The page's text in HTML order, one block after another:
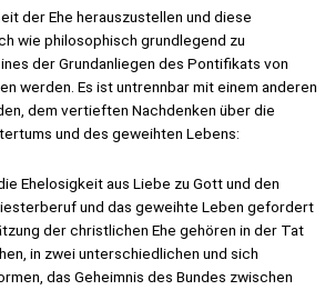
der Ehe herauszustellen und diese
wie philosophisch grundlegend zu
der Grundanliegen des Pontifikats von
werden. Es ist untrennbar mit einem anderen
dem vertieften Nachdenken über die
und des geweihten Lebens:
Ehelosigkeit aus Liebe zu Gott und den
und das geweihte Leben gefordert
der christlichen Ehe gehören in der Tat
in zwei unterschiedlichen und sich
das Geheimnis des Bundes zwischen